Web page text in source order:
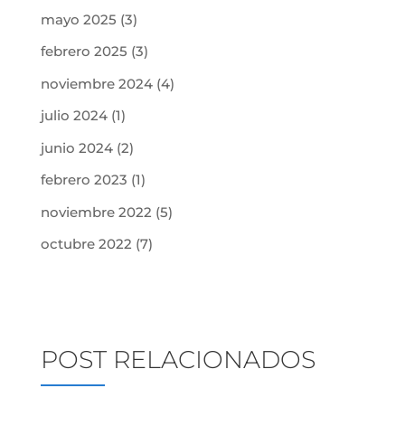
mayo 2025 (3)
febrero 2025 (3)
noviembre 2024(4)
julio 2024(1)
junio 2024(2)
febrero 2023 (1)
noviembre 2022 (5)
octubre 2022 (7)
POST RELACIONADOS